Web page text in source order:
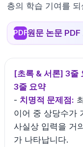
층의 학습 기여를 되
PDF원문 논문 PDF
[초록 & 서론] 3줄
3줄 요약
- 치명적 문제점:
이어 중 상당수가
사실상 입력을 거
가 나타납니다.